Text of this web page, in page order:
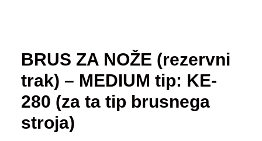
BRUS ZA NOŽE (rezervni
trak) – MEDIUM tip: KE-
280 (za ta tip brusnega
stroja)